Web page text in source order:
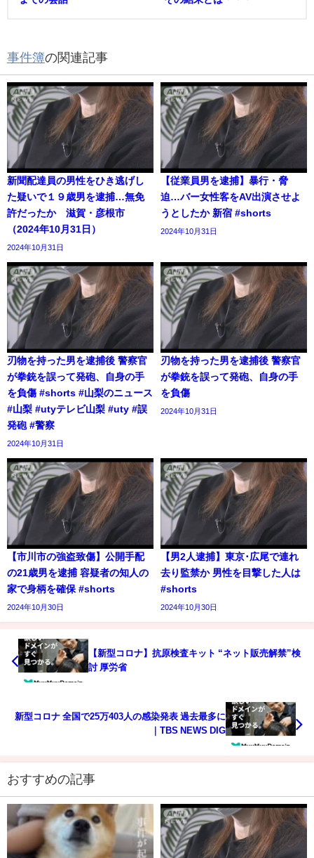
事件簿の関連記事
新聞配達員の男性をひき逃げし
た疑いで１９歳男を逮捕…無免
許だったか 滋賀・彦根市
（2024年10月31日）
2024年10月31日
【従業員男を逮捕】暴行・脅
迫…バー女性客をAV出演させよ
うとしたか 新宿 #shorts
2024年10月31日
刃物を持った男を逮捕後 警察官
が拳銃を誤って発砲、自身の手
を負傷 #shorts #山梨のニュース
#山梨 #utyテレビ山梨 #uty #誤
発砲 #警察
2024年10月31日
刃物を持った男を逮捕後 警察官
が拳銃を誤って発砲、自身の手
を負傷
2024年10月31日
【市川市の強盗致傷】公開手配
の21歳男を逮捕 容疑者の知人の
家で身柄を確保 #shorts
2024年10月30日
【男2人逮捕】東京･広尾で連れ
去り監禁か 男性を目撃した人は
#shorts
2024年10月30日
【新型コロナ】抗原検査キット “ネット販売解禁”検
討 厚労省
新型コロナ 全国で25万403人の感染発表 過去最多に
｜TBS NEWS DIG
おすすめの記事